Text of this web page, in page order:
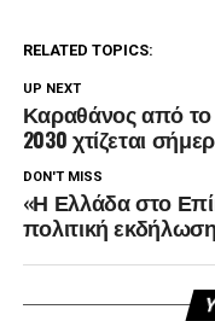
RELATED TOPICS:
UP NEXT
Καραθάνος από το
2030 χτίζεται
DON'T MISS
«Η Ελλάδα στο
πολιτική